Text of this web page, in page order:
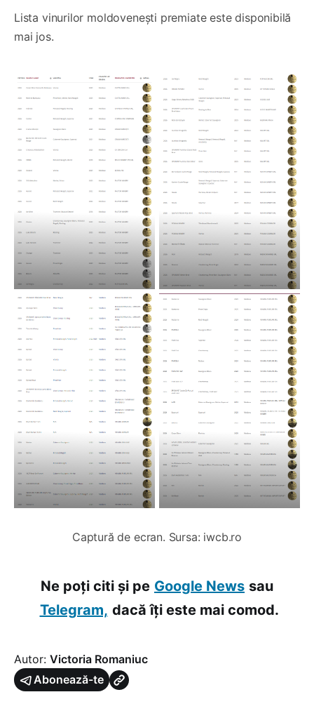
Lista vinurilor moldovenești premiate este disponibilă
mai jos.
Captură de ecran. Sursa: iwcb.ro
Ne poți citi și pe Google News sau
Telegram, dacă îți este mai comod.
Autor: Victoria Romaniuc
Abonează-te